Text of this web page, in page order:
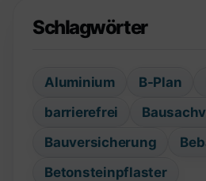
Schlagwörter
Aluminium B-Plan
barrierefrei
Bauversicherung
Betonsteinpflaster